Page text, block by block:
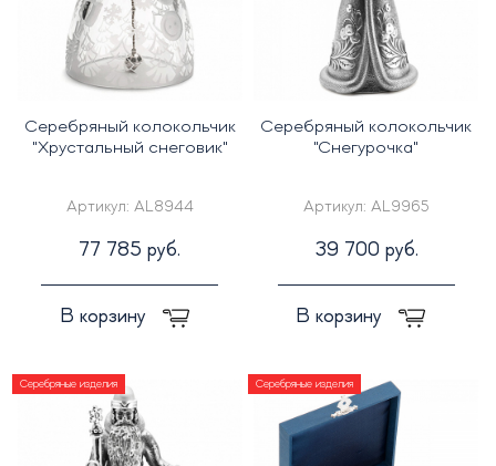
Серебряный колокольчик
"Хрустальный снеговик"
Артикул: AL8944
77 785 руб.
В корзину
Серебряный колокольчик
"Снегурочка"
Артикул: AL9965
39 700 руб.
В корзину
Серебряные изделия Серебряные изделия